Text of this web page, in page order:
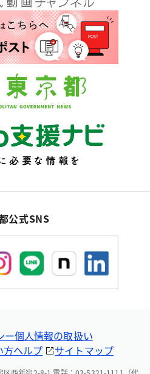
公式SNS
ー個人情報の取扱い
方ヘルプ サイトマップ